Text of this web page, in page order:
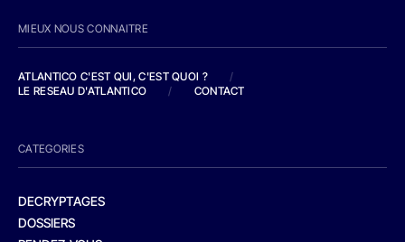
MIEUX NOUS CONNAITRE
ATLANTICO C'EST QUI, C'EST QUOI ?
/
LE RESEAU D'ATLANTICO
/ CONTACT
CATEGORIES
DECRYPTAGES
DOSSIERS